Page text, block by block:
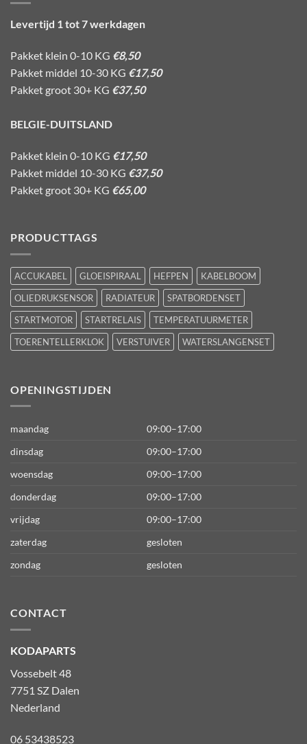
Levertijd 1 tot 7 werkdagen
Pakket klein 0-10 KG €8,50
Pakket middel 10-30 KG €17,50
Pakket groot 30+ KG €37,50
BELGIE-DUITSLAND
Pakket klein 0-10 KG €17,50
Pakket middel 10-30 KG €37,50
Pakket groot 30+ KG €65,00
PRODUCTTAGS
ACCUKABEL GLOEISPIRAAL HEFPEN
KABELBOOM
OLIEDRUKSENSOR
RADIATEUR
SPATBORDENSET
STARTMOTOR
STARTRELAIS
TEMPERATUURMETER
TOERENTELLERKLOK
VERSTUIVER WATERSLANGENSET
OPENINGSTIJDEN
maandag
09:00–17:00
dinsdag
09:00–17:00
woensdag
09:00–17:00
donderdag
09:00–17:00
vrijdag
09:00–17:00
zaterdag
gesloten
zondag
gesloten
CONTACT
KODAPARTS
Vossebelt 48
7751 SZ Dalen
Nederland
06 53438523